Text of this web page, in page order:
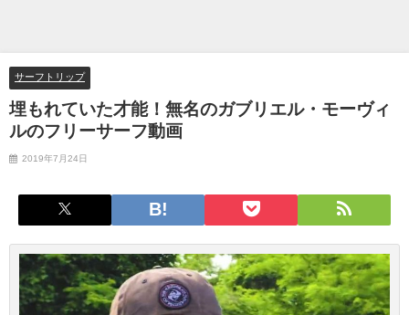
サーフトリップ
埋もれていた才能！無名のガブリエル・モーヴィ
ルのフリーサーフ動画
2019年7月24日